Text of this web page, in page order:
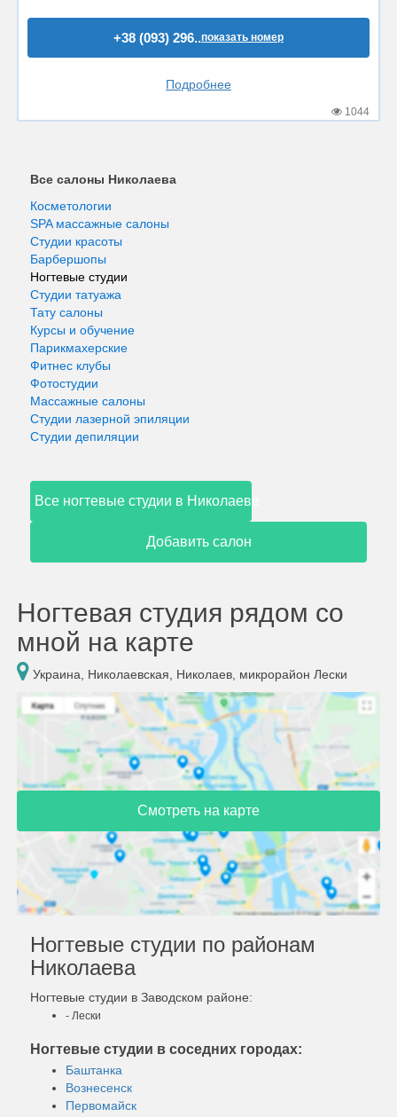
+38 (093) 296..показать номер
Подробнее
1044
Все салоны Николаева
Косметологии
SPA массажные салоны
Студии красоты
Барбершопы
Ногтевые студии
Студии татуажа
Тату салоны
Курсы и обучение
Парикмахерские
Фитнес клубы
Фотостудии
Массажные салоны
Студии лазерной эпиляции
Студии депиляции
Все ногтевые студии в Николаеве
Добавить салон
Ногтевая студия рядом со
мной на карте
Украина, Николаевская, Николаев, микрорайон Лески
Смотреть на карте
Ногтевые студии по районам
Николаева
Ногтевые студии в Заводском районе:
- Лески
Ногтевые студии в соседних городах:
Баштанка
Вознесенск
Первомайск